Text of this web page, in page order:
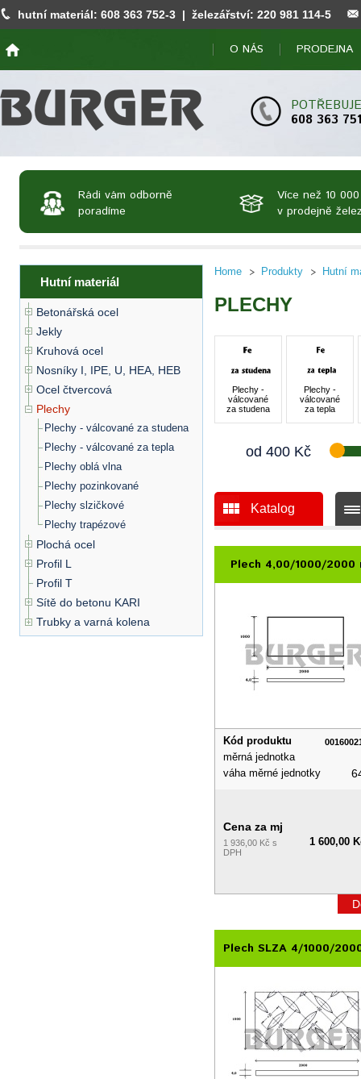
hutní materiál: 608 363 752-3 | železářství: 220 981 114-5
O NÁS PRODEJNA
608 363 751
Rádi vám odborně
poradíme
Více než 10
v prodejně
Hutní materiál
Betonářská ocel
Jekly
Kruhová ocel
Nosníky I, IPE, U, HEA, HEB
Ocel čtvercová
Plechy
Plechy - válcované za studena
Plechy - válcované za tepla
Plechy oblá vlna
Plechy pozinkované
Plechy slzičkové
Plechy trapézové
Plochá ocel
Profil L
Profil T
Sítě do betonu KARI
Trubky a varná kolena
Home Produkty Hutní
PLECHY
Plechy -
válcované
za studena
Plechy -
válcované
za tepla
od 400 Kč
Katalog
Plech 4,00/1000/2000
Kód produktu
měrná jednotka
váha měrné jednotky
Cena za mj
1 936,00 Kč s
DPH
1 600,00
Plech SLZA 4/1000/